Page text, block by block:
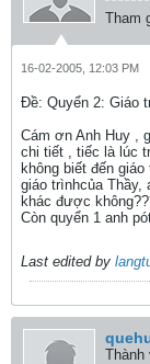
Tham
16-02-2005, 12:03 PM
Ðề: Quyển 2: Giáo
Cám ơn Anh Huy ,
chi tiết , tiếc là lúc
không biết đến
giáo trìnhcủa Thầy,
khác được
Còn quyển 1 anh
Last edited by
Thành